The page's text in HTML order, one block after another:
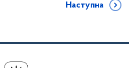
Наступна